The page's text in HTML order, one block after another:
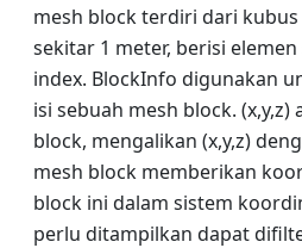
mesh block terdiri dari
sekitar 1 meter, berisi
index. BlockInfo digunakan
isi sebuah mesh block. (x,y,z)
block, mengalikan (x,y,z)
mesh block memberikan
block ini dalam sistem
perlu ditampilkan dapat